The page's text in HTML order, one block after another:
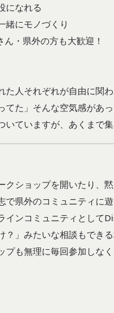
になれる
緒にモノづくり
ん・県外の方も大歓迎！
た人それぞれが自由に関
てた」そんな空気感があ
いていますが、あくまで
クショップを開いたり、
で県外のコミュニティに
インコミュニティとして
？」みたいな相談もできる
プも無理に毎回参加しな